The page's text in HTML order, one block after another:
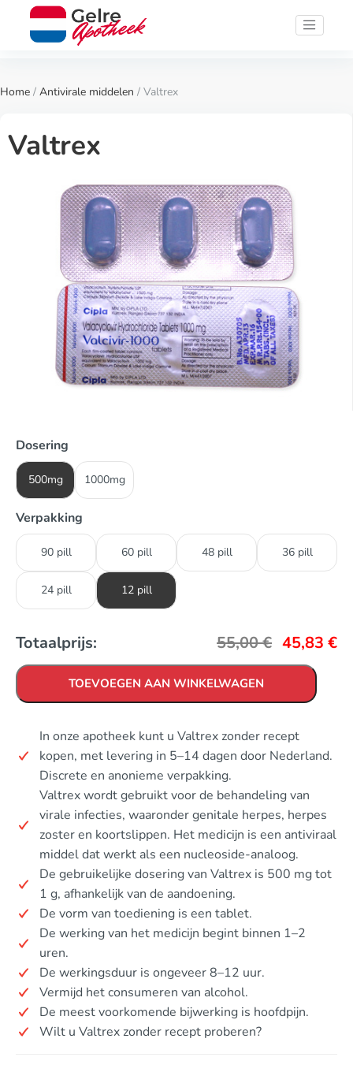
Home / Antivirale middelen / Valtrex
Valtrex
Dosering
500mg 1000mg
Verpakking
90 pill 60 pill 48 pill 36 pill
24 pill 12 pill
Totaalprijs: 55,00€ 45,83 €
TOEVOEGEN AAN WINKELWAGEN
In onze apotheek kunt u Valtrex zonder recept
kopen, met levering in 5–14 dagen door Nederland.
Discrete en anonieme verpakking.
Valtrex wordt gebruikt voor de behandeling van
virale infecties, waaronder genitale herpes, herpes
zoster en koortslippen. Het medicijn is een antiviraal
middel dat werkt als een nucleoside-analoog.
De gebruikelijke dosering van Valtrex is 500 mg tot
1 g, afhankelijk van de aandoening.
De vorm van toediening is een tablet.
De werking van het medicijn begint binnen 1–2
uren.
De werkingsduur is ongeveer 8–12 uur.
Vermijd het consumeren van alcohol.
De meest voorkomende bijwerking is hoofdpijn.
Wilt u Valtrex zonder recept proberen?